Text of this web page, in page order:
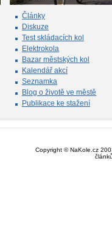
Články
Diskuze
Test skládacích kol
Elektrokola
Bazar městských kol
Kalendář akcí
Seznamka
Blog o životě ve městě
Publikace ke stažení
Copyright © NaKole.cz